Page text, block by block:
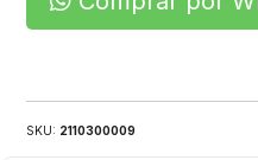
SKU: 2110300009